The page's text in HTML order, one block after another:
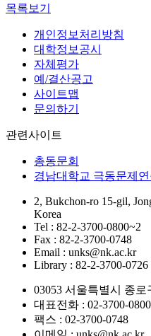
목록보기
개인정보처리방침
대학정보공시
자체평가
예/결산공고
사이트맵
문의하기
관련사이트
총동문회
경남대학교 극동문제
2, Bukchon-ro 15-gil,
Korea
Tel : 82-2-3700-0800~2
Fax : 82-2-3700-0748
Email : unks@nk.ac.kr
Library : 82-2-3700-0726
03053 서울특별시 종
대표전화 : 02-3700-
팩스 : 02-3700-0748